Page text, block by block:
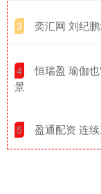
3 奕汇网 刘纪
4
恒瑞盈 瑜伽
景
5 盈通配资 连续